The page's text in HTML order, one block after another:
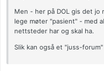
Men - her på DOL gis det jo
lege møter "pasient" - med
nettsteder har og skal ha.
Slik kan også et "juss-